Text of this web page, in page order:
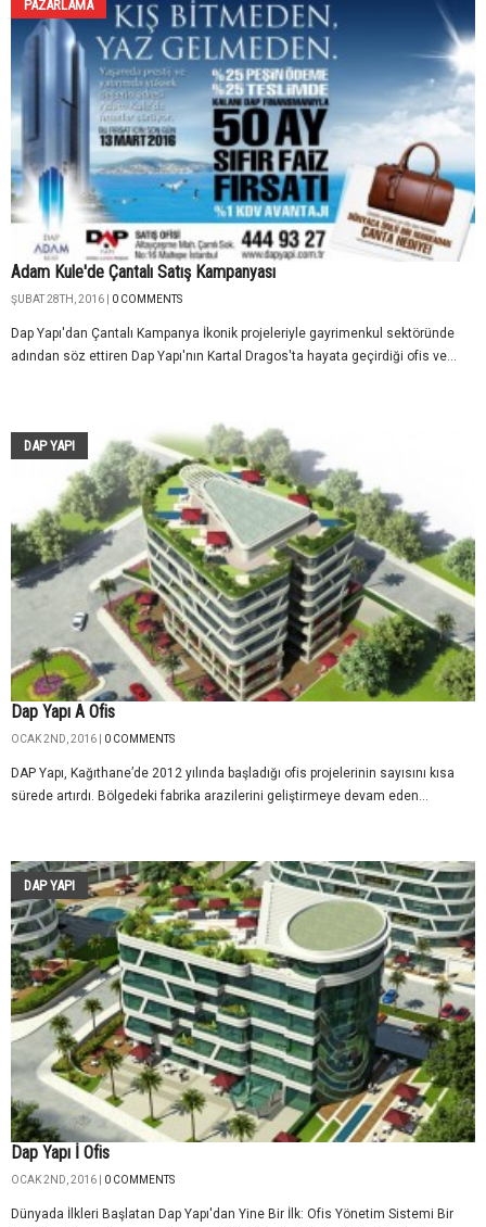
PAZARLAMA
Adam Kule'de Çantalı Satış Kampanyası
ŞUBAT 28TH, 2016 | 0 COMMENTS
Dap Yapı'dan Çantalı Kampanya İkonik projeleriyle gayrimenkul sektöründe
adından söz ettiren Dap Yapı'nın Kartal Dragos'ta hayata geçirdiği ofis ve...
DAP YAPI
Dap Yapı A Ofis
OCAK 2ND, 2016 | 0 COMMENTS
DAP Yapı, Kağıthane’de 2012 yılında başladığı ofis projelerinin sayısını kısa
sürede artırdı. Bölgedeki fabrika arazilerini geliştirmeye devam eden...
DAP YAPI
Dap Yapı İ Ofis
OCAK 2ND, 2016 | 0 COMMENTS
Dünyada İlkleri Başlatan Dap Yapı'dan Yine Bir İlk: Ofis Yönetim Sistemi Bir